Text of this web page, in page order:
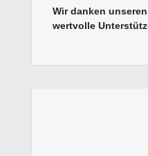
Wir danken
wertvolle